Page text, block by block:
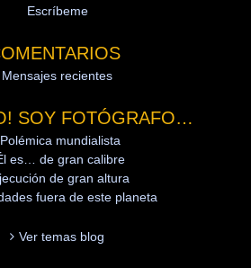
Escríbeme
Mensajes recientes
SOY FOTÓGRAFO…
Polémica mundialista
es… de gran calibre
de gran altura
fuera de este planeta
Ver temas blog